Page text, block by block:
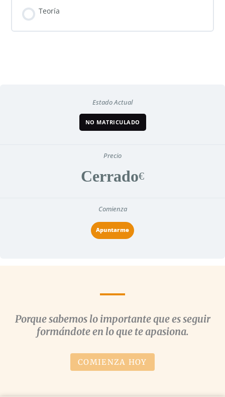
Teoría
Estado Actual
NO MATRICULADO
Precio
Cerrado
Comienza
Apuntarme
Porque sabemos lo importante que es seguir
formándote en lo que te apasiona.
COMIENZA HOY